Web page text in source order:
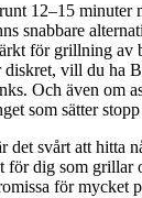
12–15 minuter
snabbare
för grillning av
diskret, vill du ha
Och även om
som sätter
det svårt att hitta
för dig som grillar
för mycket